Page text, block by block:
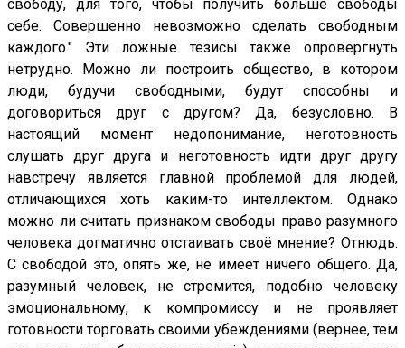
свободу, для того, чтобы получить больше свободы
себе. Совершенно невозможно сделать свободным
каждого." Эти ложные тезисы также опровергнуть
нетрудно. Можно ли построить общество, в котором
люди, будучи свободными, будут способны и
договориться друг с другом? Да, безусловно. В
настоящий момент недопонимание, неготовность
слушать друг друга и неготовность идти друг другу
навстречу является главной проблемой для людей,
отличающихся хоть каким-то интеллектом. Однако
можно ли считать признаком свободы право разумного
человека догматично отстаивать своё мнение? Отнюдь.
С свободой это, опять же, не имеет ничего общего. Да,
разумный человек, не стремится, подобно человеку
эмоциональному, к компромиссу и не проявляет
готовности торговать своими убеждениями (вернее, тем